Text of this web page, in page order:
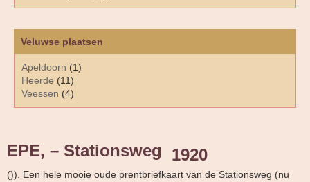
Veluwse plaatsen
Apeldoorn (1)
Heerde (11)
Veessen (4)
EPE, – Stationsweg 1920
()). Een hele mooie oude prentbriefkaart van de Stationsweg (nu